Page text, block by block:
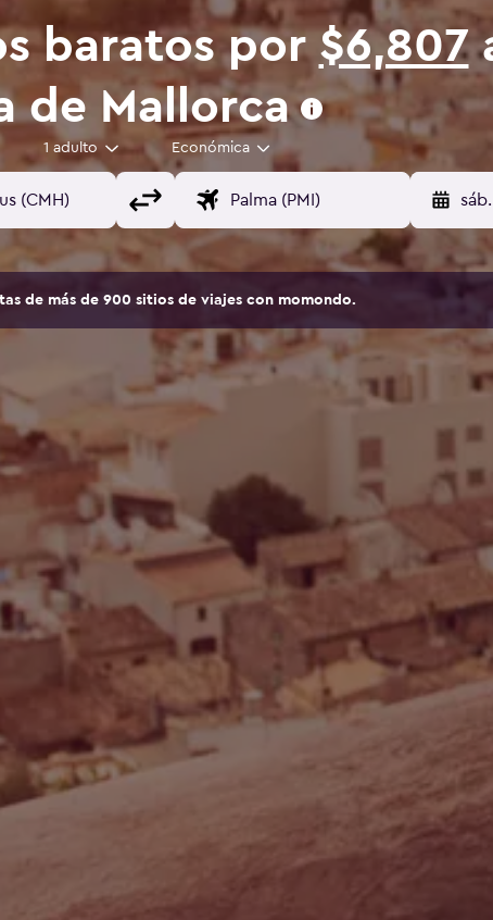
baratos por $6,807
de Mallorca
1 adulto Económica
de más de 900 sitios de viajes con momondo.